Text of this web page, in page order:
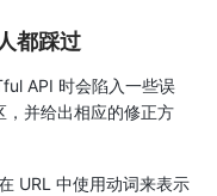
都踩过
API 时会陷入一些误
，并给出相应的修正方
URL 中使用动词来表示